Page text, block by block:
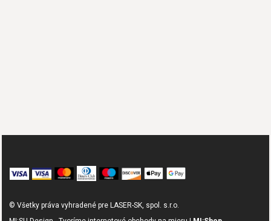
© Všetky práva vyhradené pre LASER-SK, spol. s.r.o.